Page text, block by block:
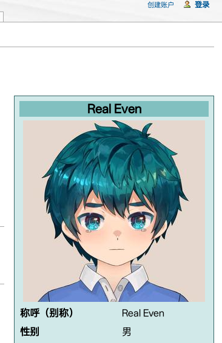
Real Even
称呼（别称）
Real Even
性别
男
创建账户 登录